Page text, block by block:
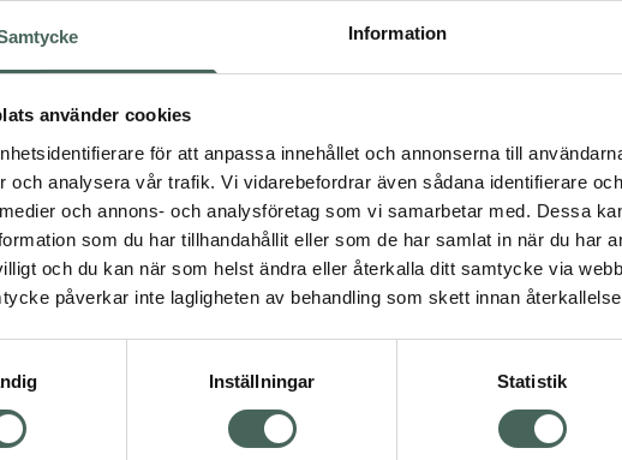
Information
använder cookies
för att anpassa innehållet och annonserna till
och analysera vår trafik. Vi vidarebefordrar även sådana identifierare
och annons- och analysföretag som vi samarbetar med. Dessa
som du har tillhandahållit eller som de har samlat in när du har
och du kan när som helst ändra eller återkalla ditt samtycke via
påverkar inte lagligheten av behandling som skett innan
Inställningar Statistik
Aktuella
innan användning.
Visa